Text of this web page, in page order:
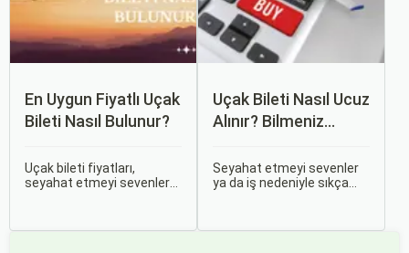
En Uygun Fiyatlı Uçak
Bileti Nasıl Bulunur?
Uçak bileti fiyatları,
seyahat etmeyi sevenler
Uçak Bileti Nasıl Ucuz
Alınır? Bilmeniz
Detaylar
Seyahat etmeyi sevenler
ya da iş nedeniyle sıkça